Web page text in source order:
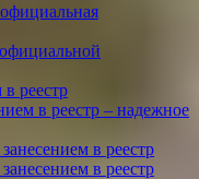
реестр
в реестр – надежное
в реестр
в реестр